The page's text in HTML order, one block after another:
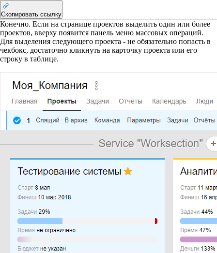
Скопировать ссылку
Конечно. Если на странице проектов выделить один или более
проектов, вверху появится панель меню массовых операций.
Для выделения следующего проекта - не обязательно попасть в
чекбокс, достаточно кликнуть на карточку проекта или его
строку в таблице.